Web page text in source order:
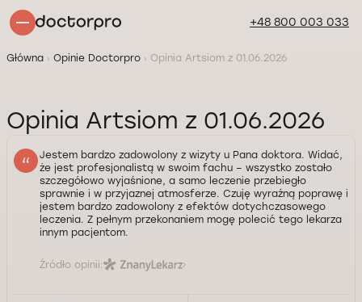
+48 800 003 033
Główna Opinie Doctorpro Opinia Artsiom z 01.06.2026
Opinia Artsiom z 01.06.2026
Jestem bardzo zadowolony z wizyty u Pana doktora. Widać,
że jest profesjonalistą w swoim fachu – wszystko zostało
szczegółowo wyjaśnione, a samo leczenie przebiegło
sprawnie i w przyjaznej atmosferze. Czuję wyraźną poprawę i
jestem bardzo zadowolony z efektów dotychczasowego
leczenia. Z pełnym przekonaniem mogę polecić tego lekarza
innym pacjentom.
Źródło opinii: